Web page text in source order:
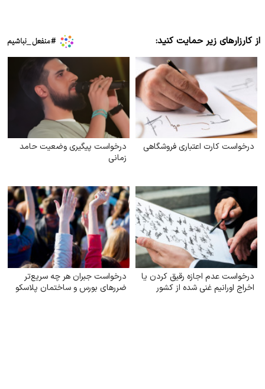
از کارزارهای زیر حمایت کنید:
درخواست کارت اعتباری فروشگاهی
درخواست پیگیری وضعیت حامد
زمانی
درخواست عدم اجازه رقیق کردن یا
اخراج اورانیم غنی شده از کشور
درخواست جبران هر چه سریع‌تر
ضررهای بورس و ساختمان پلاسکو